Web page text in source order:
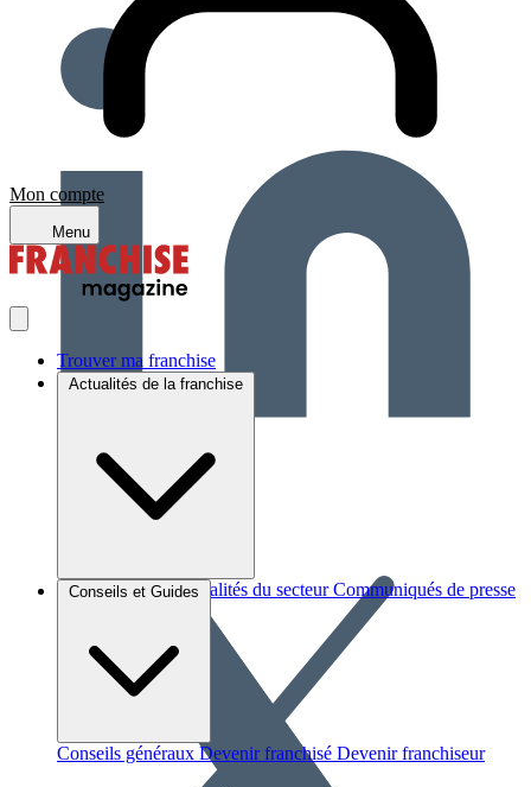
Mon compte
Menu
Trouver ma franchise
Actualités de la franchise
Brèves et actus Actualités du secteur Communiqués de presse
Conseils et Guides
Conseils généraux Devenir franchisé Devenir franchiseur